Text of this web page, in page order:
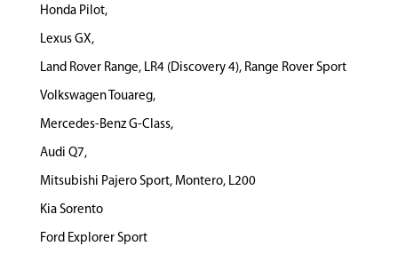
Honda Pilot,
Lexus GX,
Land Rover Range, LR4 (Discovery 4), Range Rover Sport
Volkswagen Touareg,
Mercedes-Benz G-Class,
Audi Q7,
Mitsubishi Pajero Sport, Montero, L200
Kia Sorento
Ford Explorer Sport